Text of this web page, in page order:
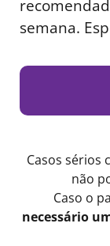
semana.
Casos sérios
não
Caso o
necessário